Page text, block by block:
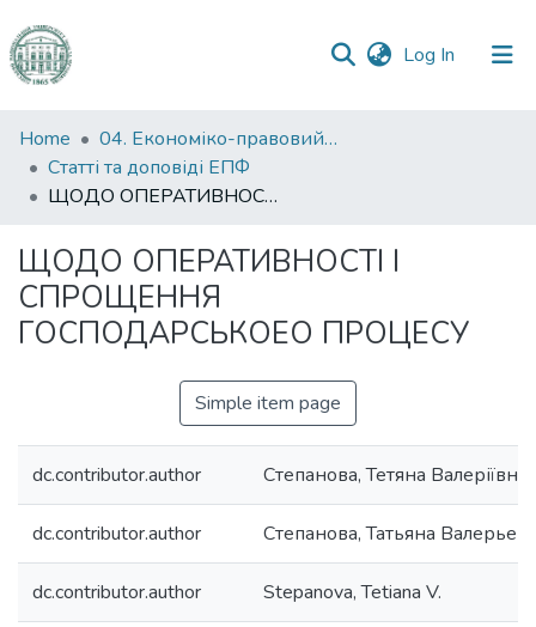
Log In (current)
Communities
&
Collections
Statistics
Home
04. Економіко-правовий факультет
Статті та доповіді ЕПФ
ЩОДО ОПЕРАТИВНОСТІ І СПРОЩЕННЯ ГОСПОДАРСЬКОЕО ПРОЦЕСУ
ЩОДО ОПЕРАТИВНОСТІ І
СПРОЩЕННЯ
ГОСПОДАРСЬКОЕО ПРОЦЕСУ
Simple item page
dc.contributor.author Степанова, Тетяна Валеріївна
dc.contributor.author Степанова, Татьяна
dc.contributor.author Stepanova, Tetiana V.